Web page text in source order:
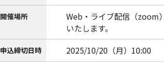
開催場所
Web・ライブ配信（zoom
いたします。
申込締切日時 2025/10/20（月）10:00